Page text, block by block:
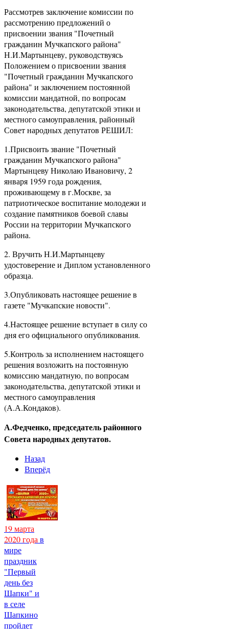
Рассмотрев заключение комиссии по
рассмотрению предложений о
присвоении звания "Почетный
гражданин Мучкапского района"
Н.И.Мартынцеву, руководствуясь
Положением о присвоении звания
"Почетный гражданин Мучкапского
района" и заключением постоянной
комиссии мандатной, по вопросам
законодательства, депутатской этики и
местного самоуправления, районный
Совет народных депутатов РЕШИЛ:
1.Присвоить звание "Почетный
гражданин Мучкапского района"
Мартынцеву Николаю Ивановичу, 2
января 1959 года рождения,
проживающему в г.Москве, за
патриотическое воспитание молодежи и
создание памятников боевой славы
России на территории Мучкапского
района.
2. Вручить Н.И.Мартынцеву
удостоверение и Диплом установленного
образца.
3.Опубликовать настоящее решение в
газете "Мучкапские новости".
4.Настоящее решение вступает в силу со
дня его официального опубликования.
5.Контроль за исполнением настоящего
решения возложить на постоянную
комиссию мандатную, по вопросам
законодательства, депутатской этики и
местного самоуправления
(А.А.Кондаков).
А.Федченко, председатель районного
Совета народных депутатов.
Назад
Вперёд
19 марта
2020 года в
мире
праздник
"Первый
день без
Шапки" и
в селе
Шапкино
пройдет